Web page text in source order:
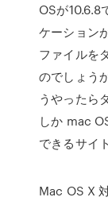
OSが10.6.8
ケーション
ファイルを
のでしょう
うやったら
しか mac
できるサイ
Mac OS X